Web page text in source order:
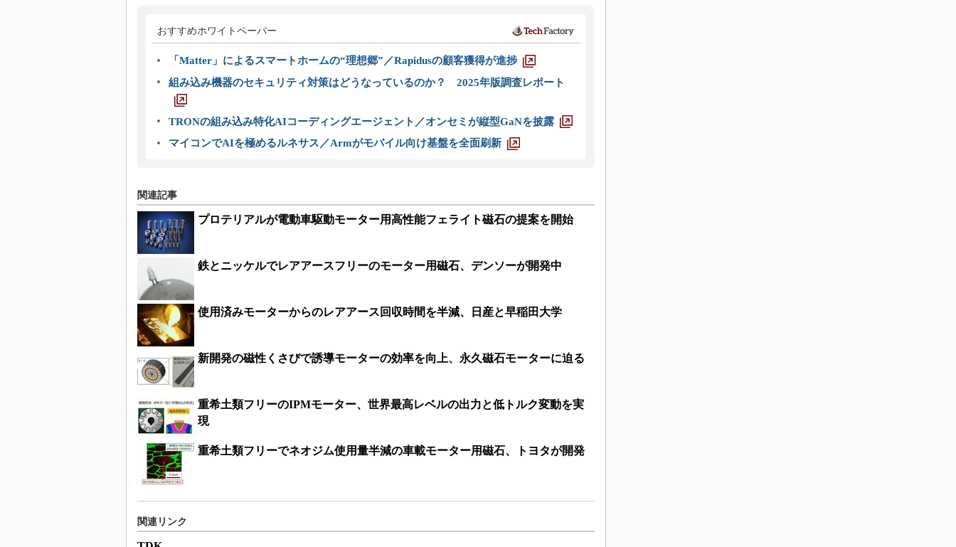
おすすめホワイトペーパー
「Matter」によるスマートホームの“理想郷”／Rapidusの顧客獲得が進捗
組み込み機器のセキュリティ対策はどうなっているのか？ 2025年版調査レポート
TRONの組み込み特化AIコーディングエージェント／オンセミが縦型GaNを披露
マイコンでAIを極めるルネサス／Armがモバイル向け基盤を全面刷新
関連記事
プロテリアルが電動車駆動モーター用高性能フェライト磁石の提案を開始
鉄とニッケルでレアアースフリーのモーター用磁石、デンソーが開発中
使用済みモーターからのレアアース回収時間を半減、日産と早稲田大学
新開発の磁性くさびで誘導モーターの効率を向上、永久磁石モーターに迫る
重希土類フリーのIPMモーター、世界最高レベルの出力と低トルク変動を実
現
重希土類フリーでネオジム使用量半減の車載モーター用磁石、トヨタが開発
関連リンク